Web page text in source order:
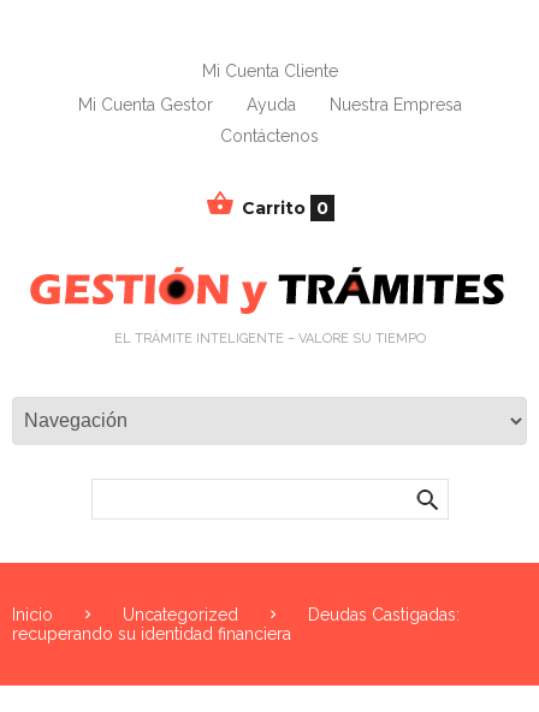
Mi Cuenta Cliente
Mi Cuenta Gestor
Ayuda
Nuestra Empresa
Contáctenos
Carrito 0
EL TRÁMITE INTELIGENTE – VALORE SU TIEMPO
Inicio Uncategorized
Deudas Castigadas:
recuperando su identidad financiera